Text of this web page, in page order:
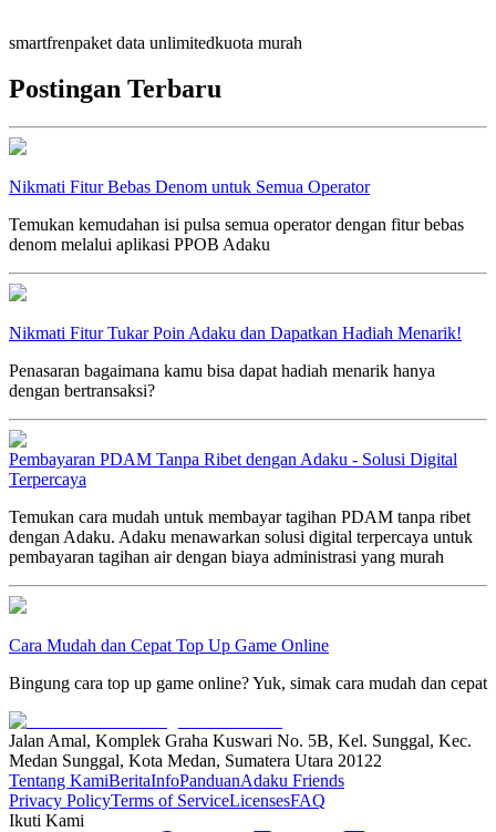
smartfrenpaket data unlimitedkuota murah
Postingan Terbaru
Nikmati Fitur Bebas Denom untuk Semua Operator
Temukan kemudahan isi pulsa semua operator dengan fitur bebas
denom melalui aplikasi PPOB Adaku
Nikmati Fitur Tukar Poin Adaku dan Dapatkan Hadiah Menarik!
Penasaran bagaimana kamu bisa dapat hadiah menarik hanya
dengan bertransaksi?
Pembayaran PDAM Tanpa Ribet dengan Adaku - Solusi Digital
Terpercaya
Temukan cara mudah untuk membayar tagihan PDAM tanpa ribet
dengan Adaku. Adaku menawarkan solusi digital terpercaya untuk
pembayaran tagihan air dengan biaya administrasi yang murah
Cara Mudah dan Cepat Top Up Game Online
Bingung cara top up game online? Yuk, simak cara mudah dan cepat
Jalan Amal, Komplek Graha Kuswari No. 5B, Kel. Sunggal, Kec.
Medan Sunggal, Kota Medan, Sumatera Utara 20122
Tentang KamiBeritaInfoPanduanAdaku Friends
Privacy PolicyTerms of ServiceLicensesFAQ
Ikuti Kami